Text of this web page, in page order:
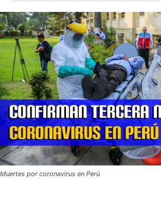
Muertes por coronavirus en Perú